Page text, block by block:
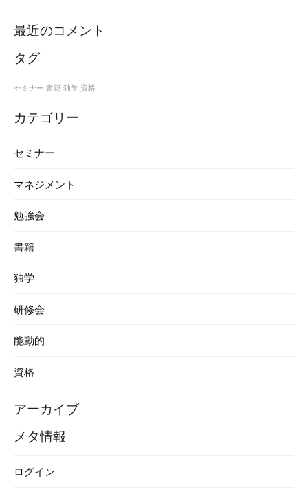
最近のコメント
タグ
セミナー 書籍 独学 資格
カテゴリー
セミナー
マネジメント
勉強会
書籍
独学
研修会
能動的
資格
アーカイブ
メタ情報
ログイン